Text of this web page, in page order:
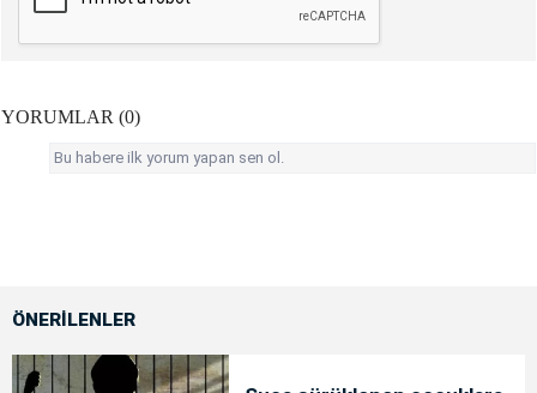
YORUMLAR (0)
Bu habere ilk yorum yapan sen ol.
ÖNERİLENLER